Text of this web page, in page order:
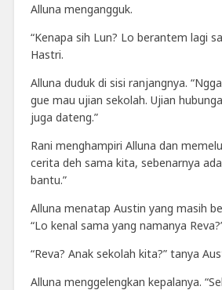
Alluna mengangguk.
“Kenapa sih Lun? Lo berantem lagi
Hastri.
Alluna duduk di sisi ranjangnya.
gue mau ujian sekolah. Ujian
juga dateng.”
Rani menghampiri Alluna dan
cerita deh sama kita, sebenarnya
bantu.”
Alluna menatap Austin yang masih
“Lo kenal sama yang namanya
“Reva? Anak sekolah kita?” tanya
Alluna menggelengkan kepalanya.